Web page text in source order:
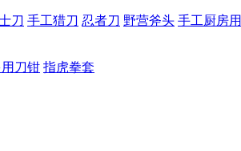
刀 手工猎刀 忍者刀 野营斧头 手工厨房
刀钳 指虎拳套